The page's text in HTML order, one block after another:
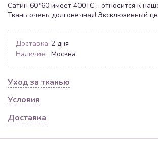
Доставка: 2 дня
Наличие: Москва
Сатин 60*60 имеет 400ТС - относится к
Ткань очень долговечная! Эксклюзивный
Уход за тканью
Условия
Доставка